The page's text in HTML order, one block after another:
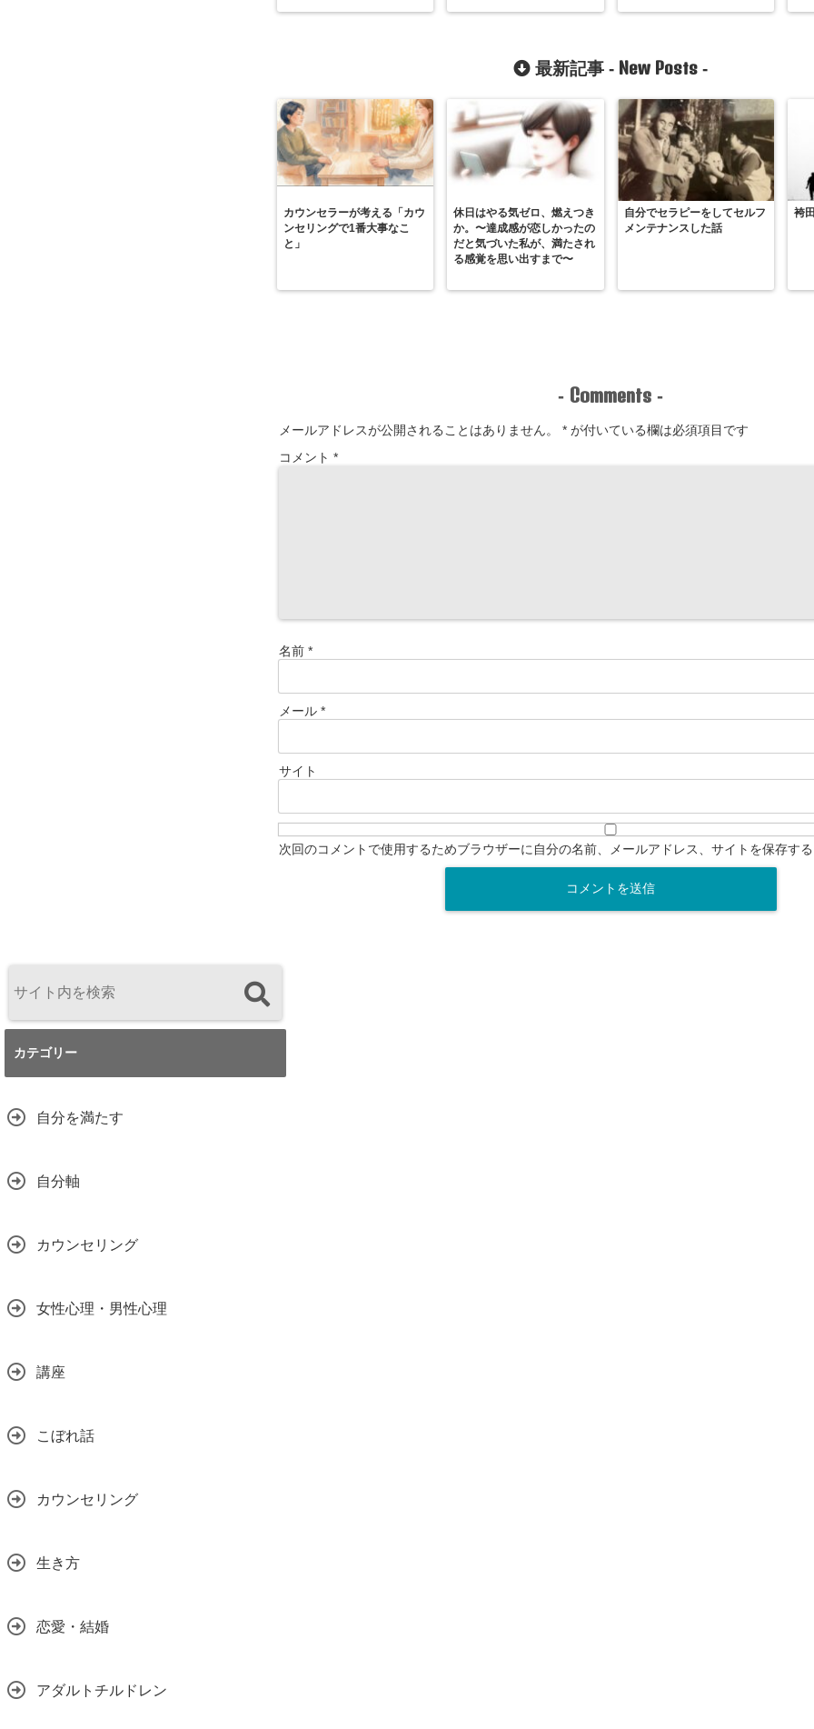
最新記事 - New Posts -
カウンセラーが考える「カウ
ンセリングで1番大事なこ
と」
休日はやる気ゼロ、燃えつき
か。〜達成感が恋しかったの
だと気づいた私が、満たされ
る感覚を思い出すまで〜
自分でセラピーをしてセルフ
メンテナンスした話
袴
- Comments -
メールアドレスが公開されることはありません。 * が付いている欄は必須項目です
コメント *
名前 *
メール *
サイト
次回のコメントで使用するためブラウザーに自分の名前、メールアドレス、サイトを保存す
カテゴリー
自分を満たす
自分軸
カウンセリング
女性心理・男性心理
講座
こぼれ話
カウンセリング
生き方
恋愛・結婚
アダルトチルドレン